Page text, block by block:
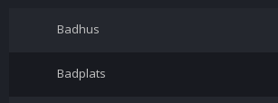
Badhus
Badplats